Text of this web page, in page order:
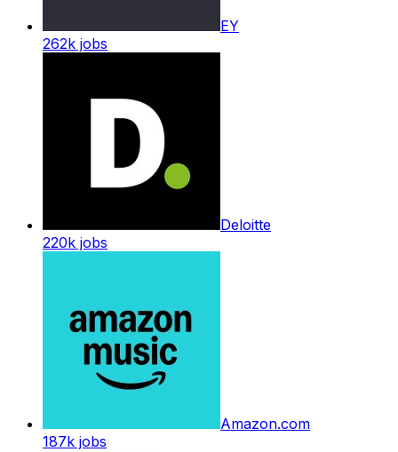
EY
262k jobs
Deloitte
220k jobs
Amazon.com
187k jobs